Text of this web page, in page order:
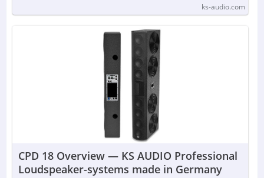
ks-audio.com
CPD 18 Overview — KS AUDIO Professional
Loudspeaker-systems made in Germany